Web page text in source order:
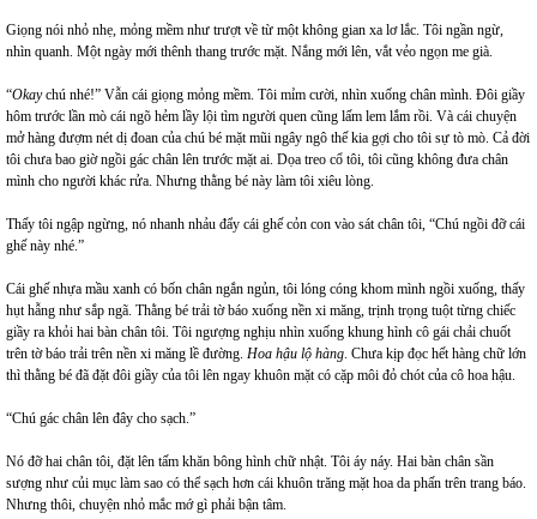
Giọng nói nhỏ nhẹ, mỏng mềm như trượt về từ một không gian xa lơ lắc. Tôi ngần ngừ,
nhìn quanh. Một ngày mới thênh thang trước mặt. Nắng mới lên, vắt vẻo ngọn me già.
“Okaychú nhé!” Vẫn cái giọng mỏng mềm. Tôi mỉm cười, nhìn xuống chân mình. Đôi giầy
hôm trước lần mò cái ngõ hẻm lầy lội tìm người quen cũng lấm lem lắm rồi. Và cái chuyện
mở hàng đượm nét dị đoan của chú bé mặt mũi ngây ngô thế kia gợi cho tôi sự tò mò. Cả đời
tôi chưa bao giờ ngồi gác chân lên trước mặt ai. Dọa treo cổ tôi, tôi cũng không đưa chân
mình cho người khác rửa. Nhưng thằng bé này làm tôi xiêu lòng.
Thấy tôi ngập ngừng, nó nhanh nhảu đẩy cái ghế cỏn con vào sát chân tôi, “Chú ngồi đỡ cái
ghế này nhé.”
Cái ghế nhựa mầu xanh có bốn chân ngắn ngủn, tôi lóng cóng khom mình ngồi xuống, thấy
hụt hẫng như sắp ngã. Thằng bé trải tờ báo xuống nền xi măng, trịnh trọng tuột từng chiếc
giầy ra khỏi hai bàn chân tôi. Tôi ngượng nghịu nhìn xuống khung hình cô gái chải chuốt
trên tờ báo trải trên nền xi măng lề đường. Hoa hậu lộ hàng . Chưa kịp đọc hết hàng chữ lớn
thì thằng bé đã đặt đôi giầy của tôi lên ngay khuôn mặt có cặp môi đỏ chót của cô hoa hậu.
“Chú gác chân lên đây cho sạch.”
Nó đỡ hai chân tôi, đặt lên tấm khăn bông hình chữ nhật. Tôi áy náy. Hai bàn chân sần
sượng như củi mục làm sao có thể sạch hơn cái khuôn trăng mặt hoa da phấn trên trang báo.
Nhưng thôi, chuyện nhỏ mắc mớ gì phải bận tâm.